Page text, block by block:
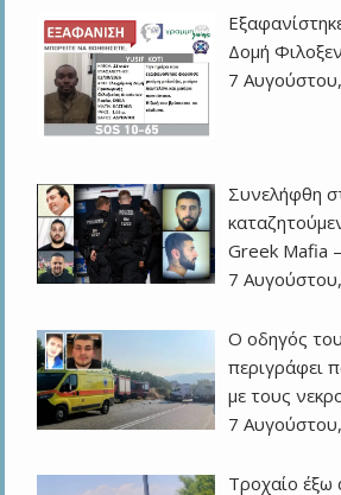
Δομή
7
Συνελήφθη
Greek Mafia
7
Ο οδηγός
περιγράφει
με τους
7
Τροχαίο έξω